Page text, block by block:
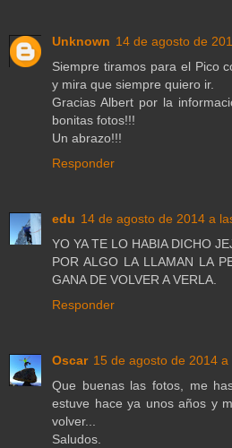
Unknown 14 de agosto de
Siempre tiramos para el Pico
y mira que siempre quiero ir.
Gracias Albert por la
bonitas fotos!!!
Un abrazo!!!
Responder
edu 14 de agosto de 2014 a
YO YA TE LO HABIA DICHO
POR ALGO LA LLAMAN LA
GANA DE VOLVER A VERLA.
Responder
Oscar 15 de agosto de 2014 a
Que buenas las fotos, me
estuve hace ya unos años y
volver...
Saludos.